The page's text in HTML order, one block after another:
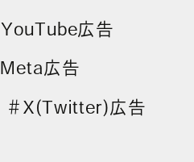
YouTube広告
Meta広告
＃ X(Twitter)広告